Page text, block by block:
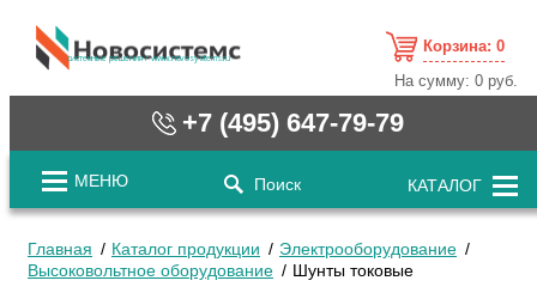
cистемные решения / www.novosystems.ru
Корзина: 0
На сумму:0 руб.
+7 (495) 647-79-79
МЕНЮ Поиск КАТАЛОГ
Главная Каталог продукции
Электрооборудование
Высоковольтное оборудование
Шунты токовые